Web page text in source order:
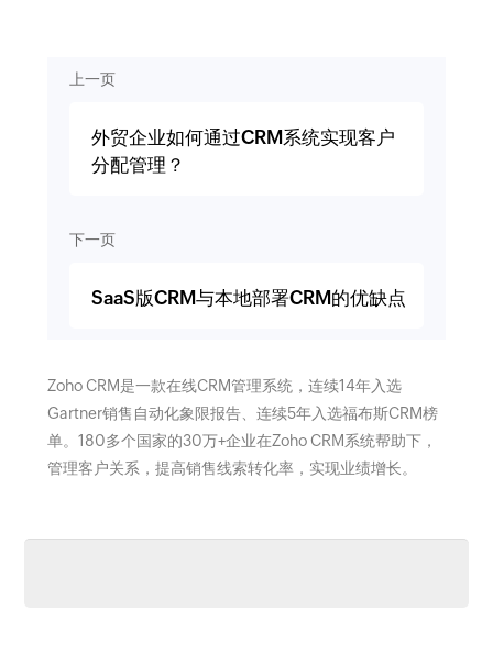
上一页
外贸企业如何通过CRM系统实现客户
分配管理？
下一页
SaaS版CRM与本地部署CRM的优缺点
Zoho CRM是一款在线CRM管理系统，连续14年入选
Gartner销售自动化象限报告、连续5年入选福布斯CRM榜
单。180多个国家的30万+企业在Zoho CRM系统帮助下，
管理客户关系，提高销售线索转化率，实现业绩增长。